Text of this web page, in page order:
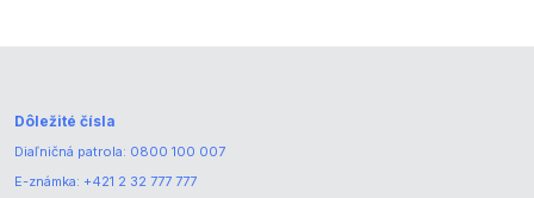
Dôležité čísla
Diaľničná patrola: 0800 100 007
E-známka: +421 2 32 777 777